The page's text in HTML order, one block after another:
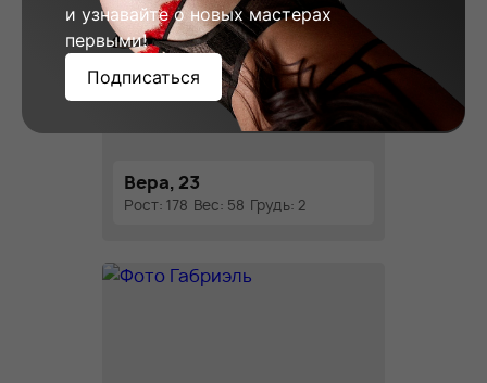
Вера, 23
Рост: 178 Вес: 58 Грудь: 2
и узнавайте о новых мастерах
первыми!
Подписаться